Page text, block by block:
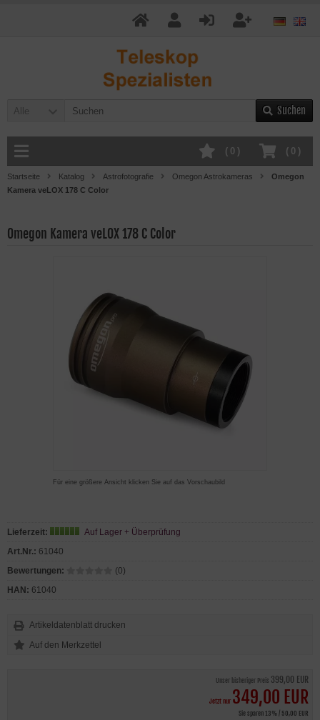
Alle Suchen
( 0 )
( 0 )
Startseite Katalog Astrofotografie Omegon Astrokameras
Omegon
Kamera veLOX 178 C Color
Omegon Kamera veLOX 178 C Color
Für eine größere Ansicht klicken Sie auf das Vorschaubild
Unser bisheriger Preis 399,00 EUR
Jetzt nur 349,00 EUR
Sie sparen 13% / 50,00 EUR
Lieferzeit:
Auf Lager + Überprüfung
Art.Nr.: 61040
Bewertungen:
(0)
HAN: 61040
Artikeldatenblatt drucken